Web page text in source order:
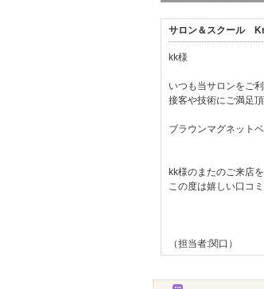
サロン＆スクール
kk様
いつも当サロンをご
接客や技術にご満足
ブラウンマグネット
kk様のまたのご来店
この度は嬉しい口コ
（担当者:関口）